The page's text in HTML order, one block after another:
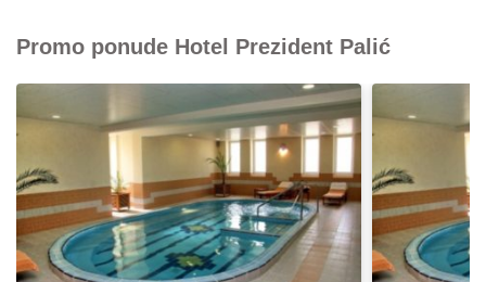
Promo ponude Hotel Prezident Palić